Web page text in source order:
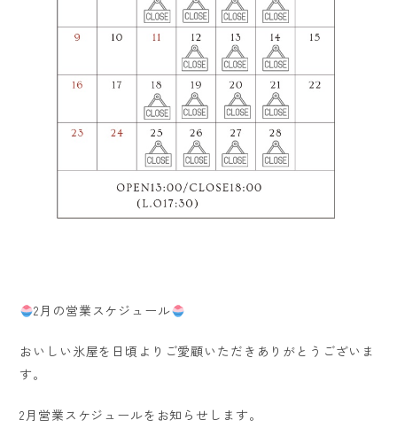
2月の営業スケジュール
おいしい氷屋を日頃よりご愛顧いただきありがとうございま
す。
2月営業スケジュールをお知らせします。